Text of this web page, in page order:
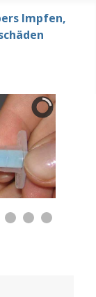
Impfen,